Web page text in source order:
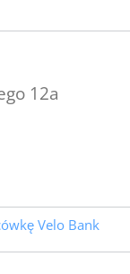
12a
Velo Bank